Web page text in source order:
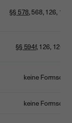
§§ 578, 568, 126,
§§ 594f, 126, 126a
keine
keine